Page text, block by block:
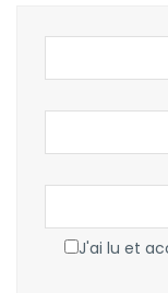
J'ai lu et